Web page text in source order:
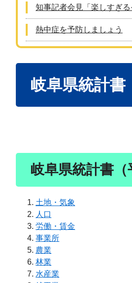
知事記者会見「楽しすぎ
熱中症を予防しましょう
岐阜県統計
岐阜県統計書（
土地・気象
人口
労働・賃金
事業所
農業
林業
水産業